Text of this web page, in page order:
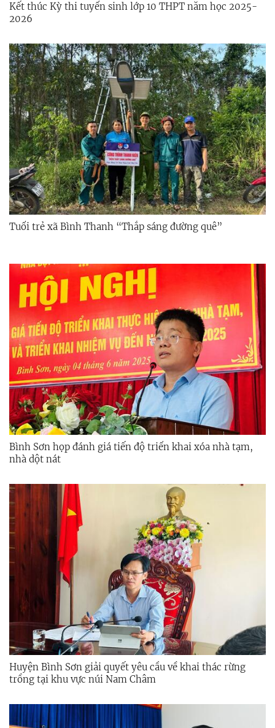
Kết thúc Kỳ thi tuyển sinh lớp 10 THPT năm học 2025-
2026
Tuổi trẻ xã Bình Thanh “Thắp sáng đường quê”
Bình Sơn họp đánh giá tiến độ triển khai xóa nhà tạm,
nhà dột nát
Huyện Bình Sơn giải quyết yêu cầu về khai thác rừng
trồng tại khu vực núi Nam Châm